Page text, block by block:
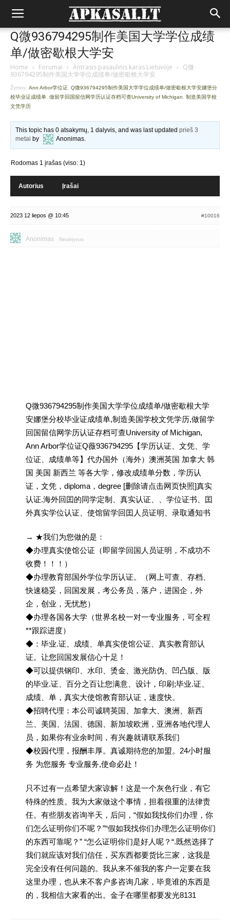
Q微936794295制作美国大学学位成绩
单/做密歇根大学安
Home › Forumai › Antrasis pasaulinis karas Lietuvoje › Q微
936794295制作美国大学学位成绩单/做密歇根大学安
Žymos: Ann Arbor学位证 Q微936794295制作美国大学学位成绩单/做密歇根大学安娜堡分
校毕业证成绩单 做留学回国留信网学历认证存档可查University of Michigan
制造美国学校
文凭学历
This topic has 0 atsakymų, 1 dalyvis, and was last updatedprieš 3
metai by Anonimas.
Rodomas 1 įrašas (viso: 1)
Autorius Įrašai
2023 12 liepos @ 10:45 #10016
Anonimas Neaktyvus
Q微936794295制作美国大学学位成绩单/做密歇根大学
安娜堡分校毕业证成绩单,制造美国学校文凭学历,做留学
回国留信网学历认证存档可查University of Michigan,
Ann Arbor学位证Q薇936794295【学历认证、文凭、学
位证、成绩单等】代办国外（海外）澳洲英国 加拿大 韩
国 美国 新西兰 等各大学，修改成绩单分数，学历认
证，文凭，diploma，degree [删除请点击网页快照]真实
认证.海外回囯的同学定制、真实认证、、学位证书、囯
外真实学位认证、使馆留学回囯人员证明、录取通知书
→ ★我们为您做的是：
◆办理真实使馆公证（即留学回国人员证明，不成功不
收费！！！）
◆办理教育部国外学位学历认证。（网上可查、存档、
快速稳妥，回国发展，考公务员，落户，进国企，外
企，创业，无忧愁）
◆办理各国各大学（世界名校一对一专业服务，可全程
**跟踪进度）
◆：毕业.证、成绩、单真实使馆公证、真实教育部认
证。让您回国发展信心十足！
◆可以提供钢印、水印、烫金、激光防伪、凹凸版、版
的毕业.证、百分之百让您满意、设计，印刷;毕业.证、
成绩、单，真实大使馆教育部认证，速度快。
◆招聘代理：本公司诚聘英国、加拿大、澳洲、新西
兰、美国、法国、德国、新加坡欧洲，亚洲各地代理人
员，如果你有业余时间，有兴趣就请联系我们
◆校园代理，报酬丰厚。真诚期待您的加盟。24小时服
务 为您服务 专业服务,使命必赴！
只不过有一点希望大家谅解！这是一个灰色行业，有它
特殊的性质。我为大家做这个事情，担着很重的法律责
任。有些朋友咨询半天，后问，“假如我找你们办理，你
们怎么证明你们不呢？”“假如我找你们办理怎么证明你们
的东西可靠呢？” “怎么证明你们是好人呢？“.既然选择了
我们就应该对我们信任，买东西都要货比三家，这我是
完全没有任何问题的。我从来不催我的客户一定要在我
这里办理，也从来不客户多咨询几家，毕竟谁的东西是
的，我相信大家看的出。金子在哪里都要发光8131